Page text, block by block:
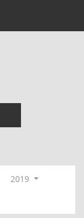
2019